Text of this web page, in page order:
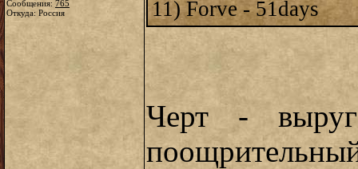
Сообщения: 765
Откуда: Россия
11) Forve - 51days
Черт -